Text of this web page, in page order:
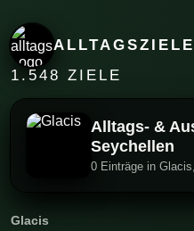
1.548 ZIELE
Alltags- &
Seychellen
0 Einträge in
Glacis